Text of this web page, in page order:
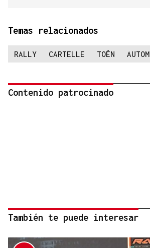
Temas relacionados
RALLY CARTELLE TOÉN
Contenido patrocinado
También te puede interesar